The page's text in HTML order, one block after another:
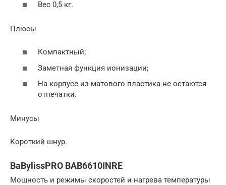
Вес 0,5 кг.
Плюсы
Компактный;
Заметная функция ионизации;
На корпусе из матового пластика не остаются
отпечатки.
Минусы
Короткий шнур.
BaBylissPRO BAB6610INRE
Мощность и режимы скоростей и нагрева температуры